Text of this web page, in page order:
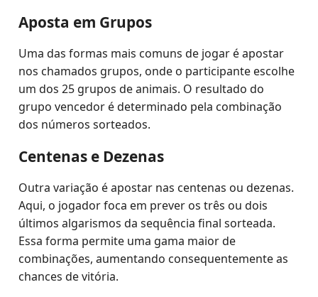
Aposta em Grupos
Uma das formas mais comuns de jogar é apostar
nos chamados grupos, onde o participante escolhe
um dos 25 grupos de animais. O resultado do
grupo vencedor é determinado pela combinação
dos números sorteados.
Centenas e Dezenas
Outra variação é apostar nas centenas ou dezenas.
Aqui, o jogador foca em prever os três ou dois
últimos algarismos da sequência final sorteada.
Essa forma permite uma gama maior de
combinações, aumentando consequentemente as
chances de vitória.